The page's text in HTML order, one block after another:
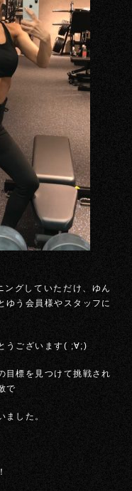
グしていただけ、ゆん
ゆう会員様やスタッフに
うございます( ;∀;)
目標を見つけて挑戦され
で
ました。